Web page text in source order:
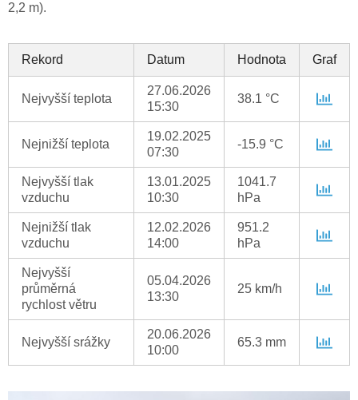
2,2 m).
Rekord Datum Hodnota Graf
Nejvyšší teplota
27.06.2026
15:30
38.1 °C
Nejnižší teplota
19.02.2025
07:30
-15.9 °C
Nejvyšší tlak
vzduchu
13.01.2025
10:30
1041.7
hPa
Nejnižší tlak
vzduchu
12.02.2026
14:00
951.2
hPa
Nejvyšší
průměrná
rychlost větru
05.04.2026
13:30
25 km/h
Nejvyšší srážky
20.06.2026
10:00
65.3 mm